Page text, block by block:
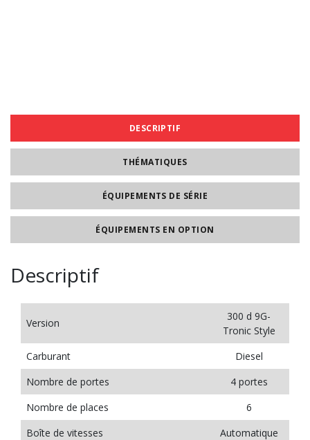
DESCRIPTIF
THÉMATIQUES
ÉQUIPEMENTS DE SÉRIE
ÉQUIPEMENTS EN OPTION
Descriptif
Version
300 d 9G-
Tronic Style
Carburant
Diesel
Nombre de portes
4 portes
Nombre de places
6
Boîte de vitesses
Automatique